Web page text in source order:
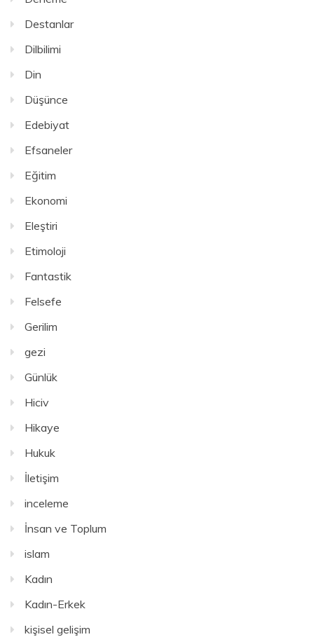
Destanlar
Dilbilimi
Din
Düşünce
Edebiyat
Efsaneler
Eğitim
Ekonomi
Eleştiri
Etimoloji
Fantastik
Felsefe
Gerilim
gezi
Günlük
Hiciv
Hikaye
Hukuk
İletişim
inceleme
İnsan ve Toplum
islam
Kadın
Kadın-Erkek
kişisel gelişim